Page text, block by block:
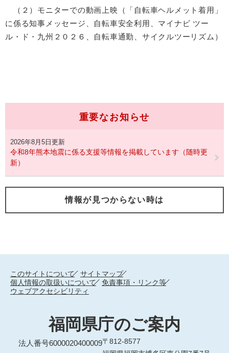
（２）モニターでの動画上映（「自転車ヘルメット着用」
に係る知事メッセージ、自転車安全利用、マイナビ ツー
ル・ド・九州２０２６、自転車通勤、サイクルツーリズム）
重要なお知らせ
2026年8月5日更新
令和8年熊本地震に係る支援等情報を掲載しています（随時更
新）
情報が見つからない時は
このサイトについて
サイトマップ
個人情報の取扱いについて
免責事項・リンク等
ウェブアクセシビリティ
福岡県庁のご案内
法人番号6000020400009〒812-8577